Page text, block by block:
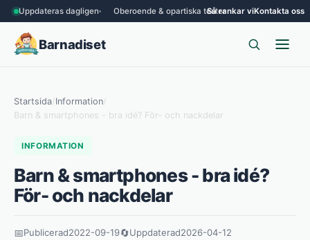
Uppdateras dagligen Oberoende & opartiska testerSå rankar viKontakta oss
Barnadiset
Startsida/Information/
Barn & smartphones - bra idé? För- och nackdelar
INFORMATION
Barn & smartphones - bra idé?
För- och nackdelar
📅Publicerad2022-09-19🔄Uppdaterad2026-04-12